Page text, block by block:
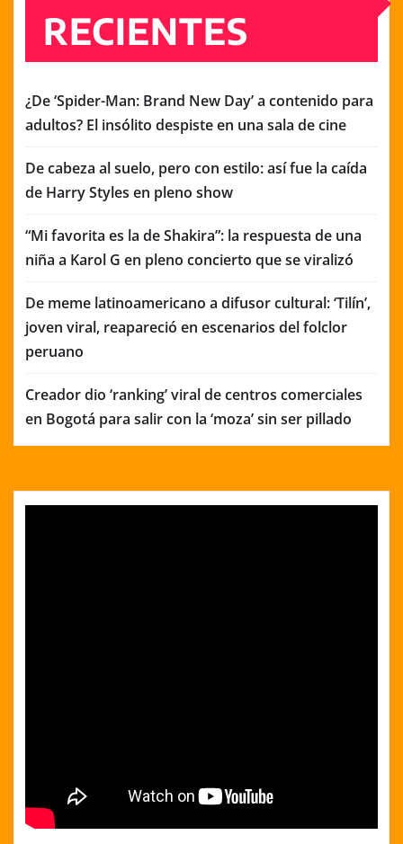
RECIENTES
¿De ‘Spider-Man: Brand New Day’ a contenido para
adultos? El insólito despiste en una sala de cine
De cabeza al suelo, pero con estilo: así fue la caída
de Harry Styles en pleno show
“Mi favorita es la de Shakira”: la respuesta de una
niña a Karol G en pleno concierto que se viralizó
De meme latinoamericano a difusor cultural: ‘Tilín’,
joven viral, reapareció en escenarios del folclor
peruano
Creador dio ‘ranking’ viral de centros comerciales
en Bogotá para salir con la ‘moza’ sin ser pillado